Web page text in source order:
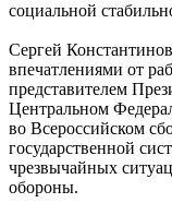
социальной
Сергей
впечатлениями от
представителем
Центральном
во Всероссийском
государственной
чрезвычайных
обороны.